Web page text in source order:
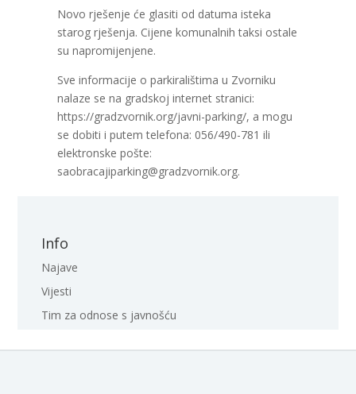
Novo rješenje će glasiti od datuma isteka
starog rješenja. Cijene komunalnih taksi ostale
su napromijenjene.
Sve informacije o parkiralištima u Zvorniku
nalaze se na gradskoj internet stranici:
https://gradzvornik.org/javni-parking/, a mogu
se dobiti i putem telefona: 056/490-781 ili
elektronske pošte:
saobracajiparking@gradzvornik.org.
Info
Najave
Vijesti
Tim za odnose s javnošću